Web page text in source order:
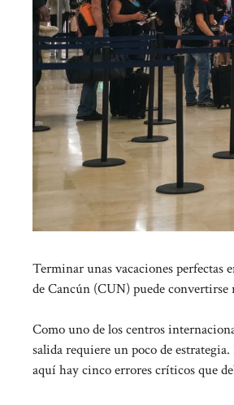
Terminar unas vacaciones perfectas
de Cancún (CUN) puede convertirse
Como uno de los centros
salida requiere un poco de
aquí hay cinco errores críticos que